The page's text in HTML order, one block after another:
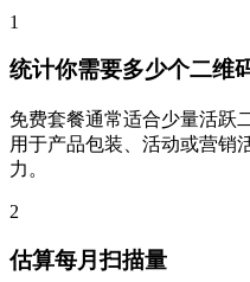
1
统计你需要多少个二维
免费套餐通常适合少量活跃
用于产品包装、活动或营销
力。
2
估算每月扫描量